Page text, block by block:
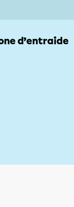
d’entraide